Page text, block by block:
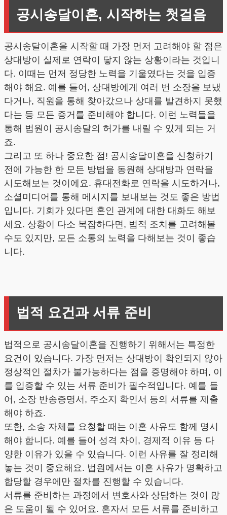
공시송달이혼, 시작하는 첫걸음
공시송달이혼을 시작할 때 가장 먼저 고려해야 할 점은
상대방이 실제로 연락이 닿지 않는 상황이라는 것입니
다. 이때는 먼저 정당한 노력을 기울였다는 것을 입증
해야 해요. 예를 들어, 상대방에게 여러 번 소장을 보냈
다거나, 직원을 통해 찾아갔으나 상대를 발견하지 못했
다는 등 모든 증거를 준비해야 합니다. 이런 노력들을
통해 법원이 공시송달의 허가를 내릴 수 있게 되는 거
죠.
그리고 또 하나 중요한 점! 공시송달이혼을 신청하기
전에 가능한 한 모든 방법을 동원해 상대방과 연락을
시도해보는 것이에요. 휴대전화로 연락을 시도하거나,
소셜미디어를 통해 메시지를 보내보는 것도 좋은 방법
입니다. 기회가 있다면 혼인 관계에 대한 대화도 해보
세요. 상황이 다소 복잡하다면, 법적 조치를 고려해볼
수도 있지만, 모든 소통의 노력을 다해보는 것이 좋습
니다.
법적 요건과 서류 준비
법적으로 공시송달이혼을 진행하기 위해서는 특정한
요건이 있습니다. 가장 먼저는 상대방이 확인되지 않아
정상적인 절차가 불가능하다는 점을 증명해야 하며, 이
를 입증할 수 있는 서류 준비가 필수적입니다. 예를 들
어, 소장 반송증명서, 주소지 확인서 등의 서류를 제출
해야 하죠.
또한, 소송 자체를 요청할 때는 이혼 사유도 함께 명시
해야 합니다. 예를 들어 성격 차이, 경제적 이유 등 다
양한 이유가 있을 수 있습니다. 이런 사유를 잘 정리해
놓는 것이 중요해요. 법원에서는 이혼 사유가 명확하고
합당할 경우에만 절차를 진행할 수 있습니다.
서류를 준비하는 과정에서 변호사와 상담하는 것이 많
은 도움이 될 수 있어요. 혼자서 모든 서류를 준비하고